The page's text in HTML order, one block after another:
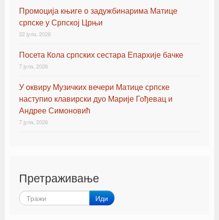
Промоција књиге о задужбинарима Матице
српске у Српској Црњи
22 јула, 2026
Посета Кола српских сестара Епархије бачке
7 јула, 2026
У оквиру Музичких вечери Матице српске
наступио клавирски дуо Марије Гођевац и
Андрее Симоновић
7 јула, 2026
Претраживање
Иди